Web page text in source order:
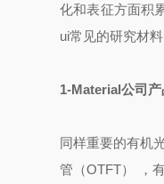
化和表征方面积
ui常见的研究材
1-Material公司产
同样重要的有机
管（OTFT） ，